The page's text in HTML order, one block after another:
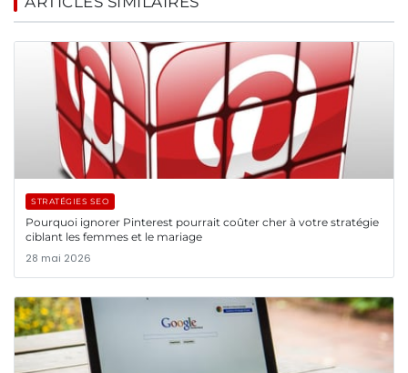
STRATÉGIES SEO
Pourquoi ignorer Pinterest pourrait coûter cher à votre stratégie
ciblant les femmes et le mariage
28 mai 2026